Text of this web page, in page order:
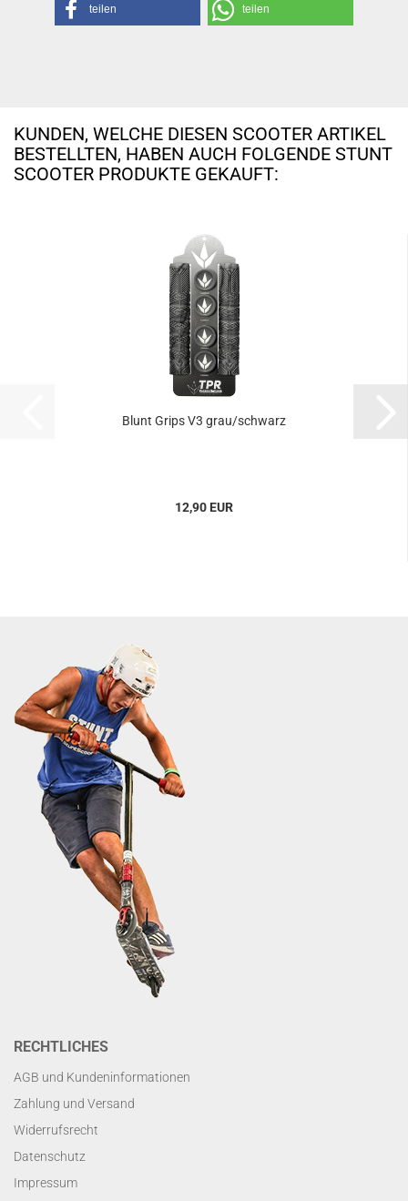
teilen teilen
KUNDEN, WELCHE DIESEN SCOOTER ARTIKEL
BESTELLTEN, HABEN AUCH FOLGENDE STUNT
SCOOTER PRODUKTE GEKAUFT:
Blunt Grips V3 grau/schwarz
12,90 EUR
RECHTLICHES
AGB und Kundeninformationen
Zahlung und Versand
Widerrufsrecht
Datenschutz
Impressum